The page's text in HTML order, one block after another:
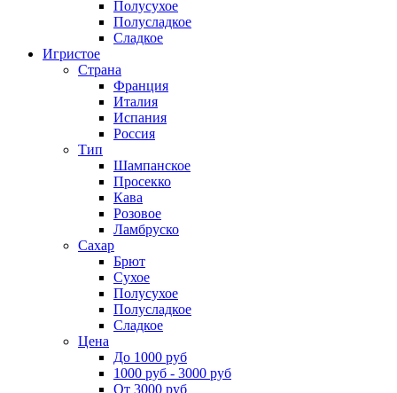
Полусухое
Полусладкое
Сладкое
Игристое
Страна
Франция
Италия
Испания
Россия
Тип
Шампанское
Просекко
Кава
Розовое
Ламбруско
Сахар
Брют
Сухое
Полусухое
Полусладкое
Сладкое
Цена
До 1000 руб
1000 руб - 3000 руб
От 3000 руб